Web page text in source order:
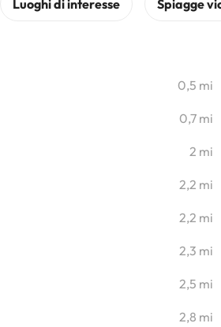
0,5 mi
0,7 mi
2 mi
2,2 mi
2,2 mi
2,3 mi
2,5 mi
2,8 mi